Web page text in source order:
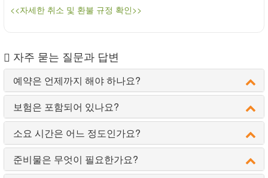
<<자세한 취소 및 환불 규정 확인>>
자주 묻는 질문과 답변
예약은 언제까지 해야 하나요?
보험은 포함되어 있나요?
소요 시간은 어느 정도인가요?
준비물은 무엇이 필요한가요?